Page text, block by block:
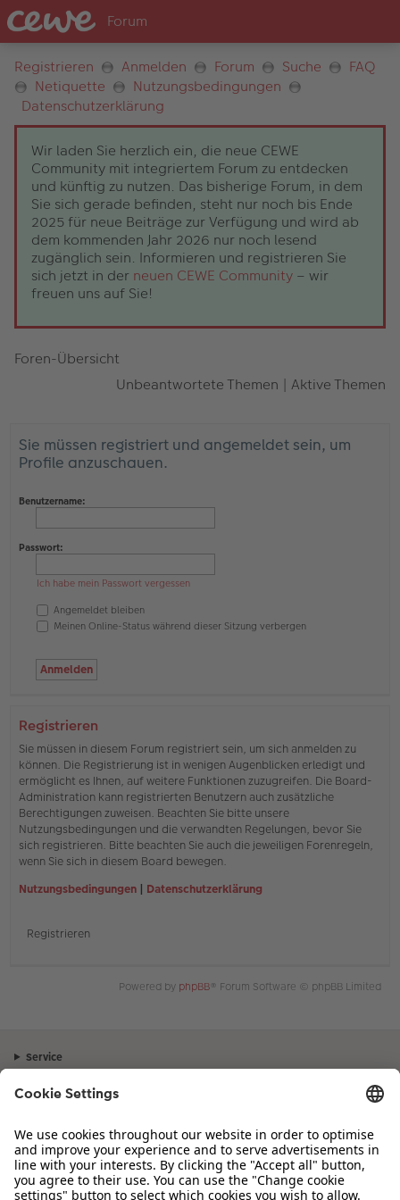
Registrieren Anmelden Forum Suche
FAQ
Netiquette
Nutzungsbedingungen
Datenschutzerklärung
Wir laden Sie herzlich ein, die neue CEWE
Community mit integriertem Forum zu entdecken
und künftig zu nutzen. Das bisherige Forum, in dem
Sie sich gerade befinden, steht nur noch bis Ende
2025 für neue Beiträge zur Verfügung und wird ab
dem kommenden Jahr 2026 nur noch lesend
zugänglich sein. Informieren und registrieren Sie
sich jetzt in der neuen CEWE Community – wir
freuen uns auf Sie!
Foren-Übersicht
Unbeantwortete Themen | Aktive Themen
Sie müssen registriert und angemeldet sein, um
Profile anzuschauen.
Benutzername:
Passwort:
Ich habe mein Passwort vergessen
Angemeldet bleiben
Meinen Online-Status während dieser Sitzung verbergen
Registrieren
Sie müssen in diesem Forum registriert sein, um sich anmelden zu
können. Die Registrierung ist in wenigen Augenblicken erledigt und
ermöglicht es Ihnen, auf weitere Funktionen zuzugreifen. Die Board-
Administration kann registrierten Benutzern auch zusätzliche
Berechtigungen zuweisen. Beachten Sie bitte unsere
Nutzungsbedingungen und die verwandten Regelungen, bevor Sie
sich registrieren. Bitte beachten Sie auch die jeweiligen Forenregeln,
wenn Sie sich in diesem Board bewegen.
Nutzungsbedingungen | Datenschutzerklärung
Registrieren
Powered by phpBB® Forum Software © phpBB Limited
Service
Sortiment